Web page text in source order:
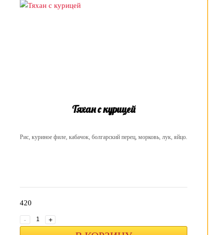
Тяхан с курицей
Рис, куриное филе, кабачок, болгарский перец, морковь, лук, яйцо.
420
- +